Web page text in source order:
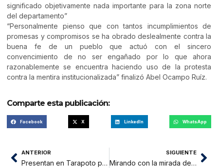
significado objetivamente nada importante para la zona norte
del departamento”
“Personalmente pienso que con tantos incumplimientos de
promesas y compromisos se ha obrado deslealmente contra la
buena fe de un pueblo que actuó con el sincero
convencimiento de no ser engañado por lo que ahora
razonablemente se encuentra haciendo uso de la protesta
contra la mentira institucionalizada” finalizó Abel Ocampo Ruíz.
Comparte esta publicación:
Facebook X LinkedIn WhatsApp
ANTERIOR
Presentan en Tarapoto plan de lucha contra el dengue
SIGUIENTE
Mirando con la mirada de los demás… ¡Puro egoismo!